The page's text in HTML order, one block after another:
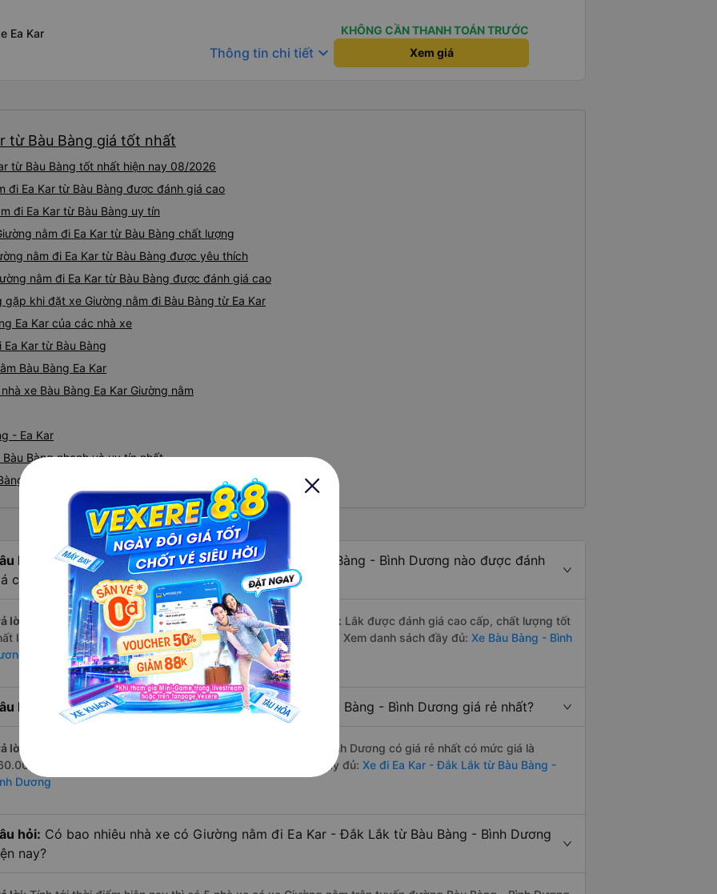
Ea Kar
KHÔNG CẦN THANH TOÁN TRƯỚC
Thông tin chi tiết keyboard_arrow_down Xem giá
từ Bàu Bàng giá tốt nhất
từ Bàu Bàng tốt nhất hiện nay 08/2026
đi Ea Kar từ Bàu Bàng được đánh giá cao
đi Ea Kar từ Bàu Bàng uy tín
nằm đi Ea Kar từ Bàu Bàng chất lượng
nằm đi Ea Kar từ Bàu Bàng được yêu thích
nằm đi Ea Kar từ Bàu Bàng được đánh giá cao
khi đặt xe Giường nằm đi Bàu Bàng từ Ea Kar
Ea Kar của các nhà xe
Kar từ Bàu Bàng
Bàu Bàng Ea Kar
xe Bàu Bàng Ea Kar Giường nằm
- Ea Kar
Bàng nhanh và uy tín nhất
đi Ea Kar
hỏi:
Nhà xe Giường nằm đi Ea Kar - Đắk Lắk từ Bàu Bàng - Bình Dương nào được đánh
cao cấp, chất lượng tốt nhất?
lời:
Nhà xe Giường nằm đi Bàu Bàng - Bình Dương Ea Kar - Đắk Lắk được đánh giá cao cấp, chất lượng tốt
là những nhà xe Loan Sáng, Tuấn Trung, Quý Thảo (Đắk Lắk). Xem danh sách đầy đủ: Xe Bàu Bàng - Bình
Ea Kar - Đắk Lắk
hỏi: Hãng Xe Giường nằm đi Ea Kar - Đắk Lắk từ Bàu Bàng - Bình Dương giá rẻ nhất?
lời:
Hãng xe Giường nằm đi Ea Kar - Đắk Lắk từ Bàu Bàng - Bình Dương có giá rẻ nhất có mức giá là
đồng của nhà xe Phương Hồng Linh. Xem danh sách đầy đủ: Xe đi Ea Kar - Đắk Lắk từ Bàu Bàng -
Dương
hỏi: Có bao nhiêu nhà xe có Giường nằm đi Ea Kar - Đắk Lắk từ Bàu Bàng - Bình Dương
nay?